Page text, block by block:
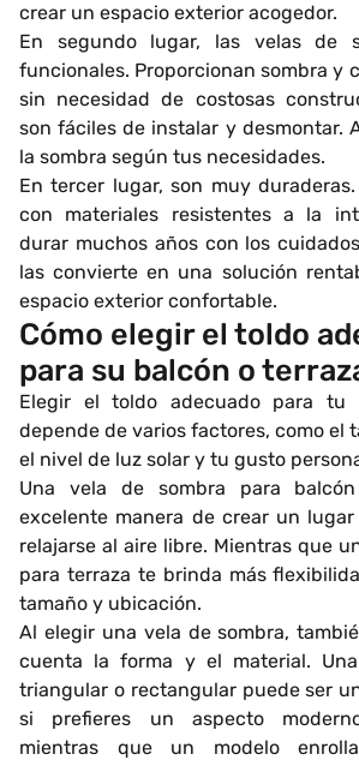
crear un espacio exterior acogedor.
En segundo lugar, las velas de
funcionales. Proporcionan sombra y
sin necesidad de costosas
son fáciles de instalar y desmontar.
la sombra según tus necesidades.
En tercer lugar, son muy
con materiales resistentes a la
durar muchos años con los
las convierte en una solución
espacio exterior confortable.
Cómo elegir el toldo
para su balcón o
Elegir el toldo adecuado para tu
depende de varios factores, como el
el nivel de luz solar y tu gusto
Una vela de sombra para
excelente manera de crear un
relajarse al aire libre. Mientras que
para terraza te brinda más
tamaño y ubicación.
Al elegir una vela de sombra,
cuenta la forma y el material.
triangular o rectangular puede ser
si prefieres un aspecto
mientras que un modelo